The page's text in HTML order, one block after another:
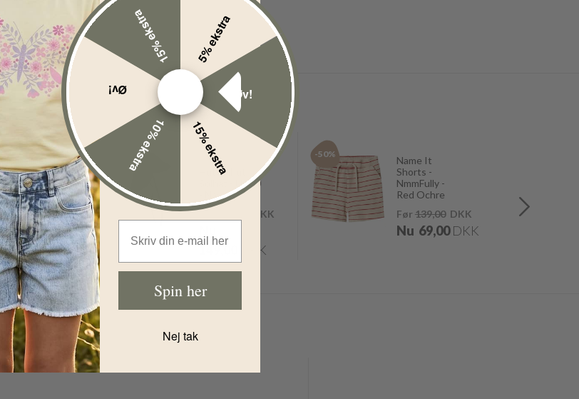
Huttelihut T-
Shirt SS
Melange Rib -
Irish Cream
Før199,00DKK
Nu
119,00DKK
-40%
Huttelihut
Solhat - UV20
- Navy
Før
DKK
149,00
DKK
-50%
Name It
Shorts -
NmmFully -
Red Ochre
Før 139,00DKK
Nu 69,00 DKK
5% ekstra
Øv!
15% ekstra
10% ekstra
Øv!
15% ekstra
Spin her
Nej tak